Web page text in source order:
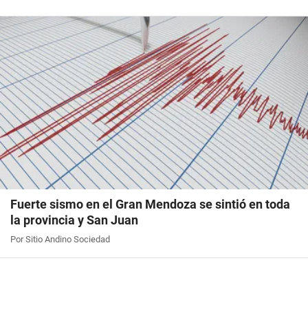
Fuerte sismo en el Gran Mendoza se sintió en toda
la provincia y San Juan
Por Sitio Andino Sociedad